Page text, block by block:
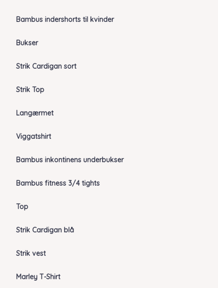
Bambus indershorts til kvinder
Bukser
Strik Cardigan sort
Strik Top
Langærmet
Viggatshirt
Bambus inkontinens underbukser
Bambus fitness 3/4 tights
Top
Strik Cardigan blå
Strik vest
Marley T-Shirt